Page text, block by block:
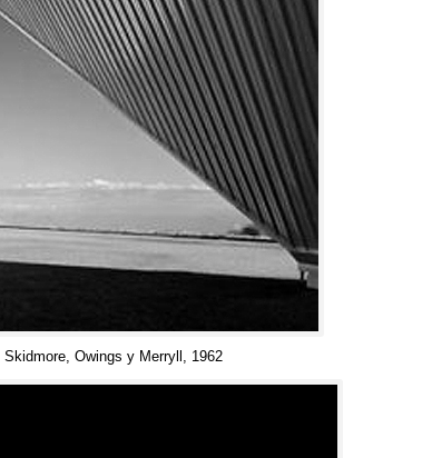
Skidmore, Owings y Merryll , 1962